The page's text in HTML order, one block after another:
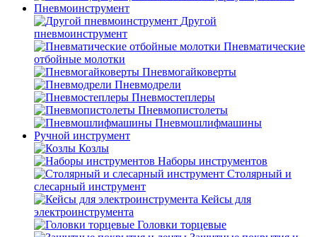
Пневмоинструмент
Другой
пневмоинструмент
Пневматические
отбойные молотки
Пневмогайковерты
Пневмодрели
Пневмостеплеры
Пневмопистолеты
Пневмошлифмашины
Ручной инструмент
Козлы
Наборы инструментов
Столярный и
слесарный инструмент
Кейсы для
электроинструмента
Головки торцевые